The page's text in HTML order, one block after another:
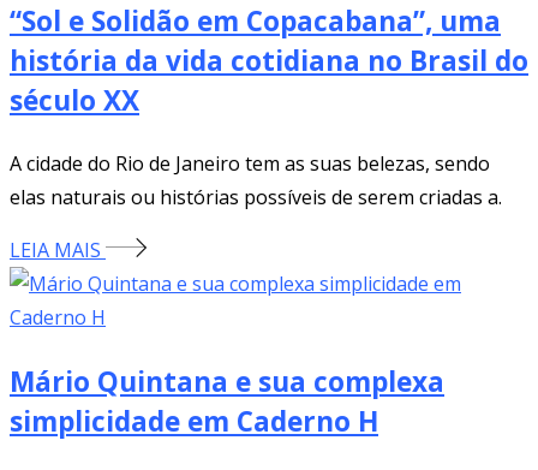
“Sol e Solidão em Copacabana”, uma
história da vida cotidiana no Brasil do
século XX
A cidade do Rio de Janeiro tem as suas belezas, sendo
elas naturais ou histórias possíveis de serem criadas a.
LEIA MAIS
Mário Quintana e sua complexa
simplicidade em Caderno H